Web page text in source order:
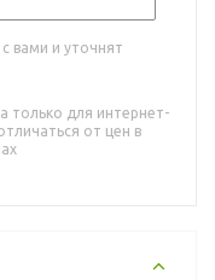
вами и уточнят
только для интернет-
от цен в